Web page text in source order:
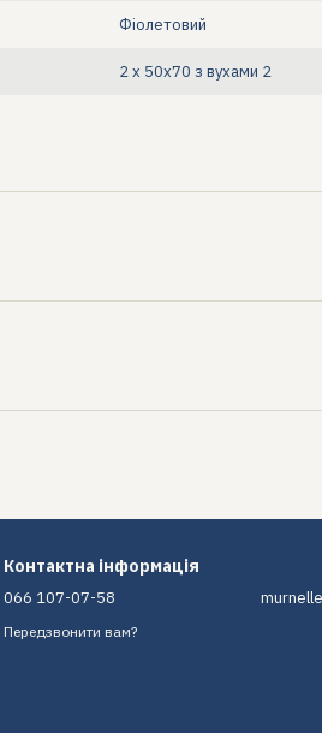
Фіолетовий
2 х 50х70 з вухами 2
Контактна інформація
066 107-07-58
Передзвонити вам?